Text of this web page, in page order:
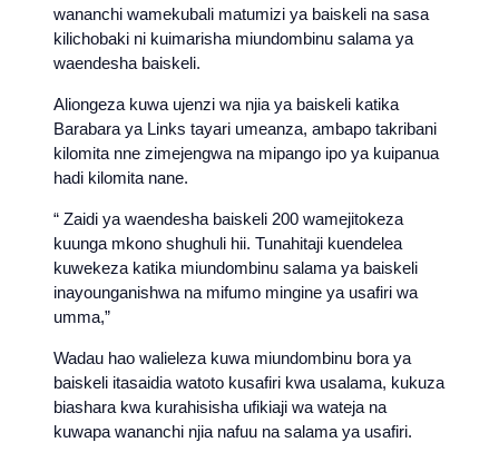
wananchi wamekubali matumizi ya baiskeli na sasa
kilichobaki ni kuimarisha miundombinu salama ya
waendesha baiskeli.
Aliongeza kuwa ujenzi wa njia ya baiskeli katika
Barabara ya Links tayari umeanza, ambapo takribani
kilomita nne zimejengwa na mipango ipo ya kuipanua
hadi kilomita nane.
“ Zaidi ya waendesha baiskeli 200 wamejitokeza
kuunga mkono shughuli hii. Tunahitaji kuendelea
kuwekeza katika miundombinu salama ya baiskeli
inayounganishwa na mifumo mingine ya usafiri wa
umma,”
Wadau hao walieleza kuwa miundombinu bora ya
baiskeli itasaidia watoto kusafiri kwa usalama, kukuza
biashara kwa kurahisisha ufikiaji wa wateja na
kuwapa wananchi njia nafuu na salama ya usafiri.